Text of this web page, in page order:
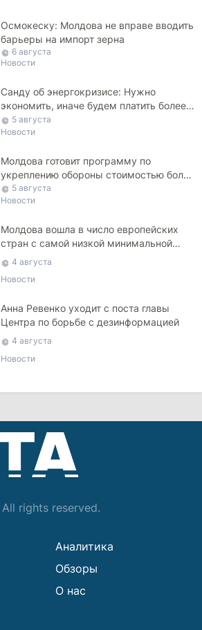
Осмокеску: Молдова не вправе вводить
барьеры на импорт зерна
6 августа
Новости
Санду об энергокризисе: Нужно
экономить, иначе будем платить более
высокие тарифы
5 августа
Новости
Молдова готовит программу по
укреплению обороны стоимостью более
10 млрд леев на ближайшие пять лет
5 августа
Новости
Молдова вошла в число европейских
стран с самой низкой минимальной
зарплатой
4 августа
Новости
Анна Ревенко уходит с поста главы
Центра по борьбе с дезинформацией
4 августа
Новости
rights reserved.
Аналитика
Обзоры
О нас